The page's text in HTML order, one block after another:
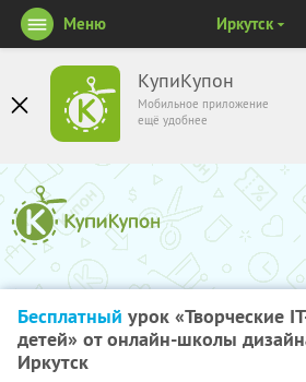
КупиКупон
Мобильное приложение
ещё удобнее
Меню Иркутск
Бесплатный урок «Творческие
детей» от онлайн-школы
Иркутск